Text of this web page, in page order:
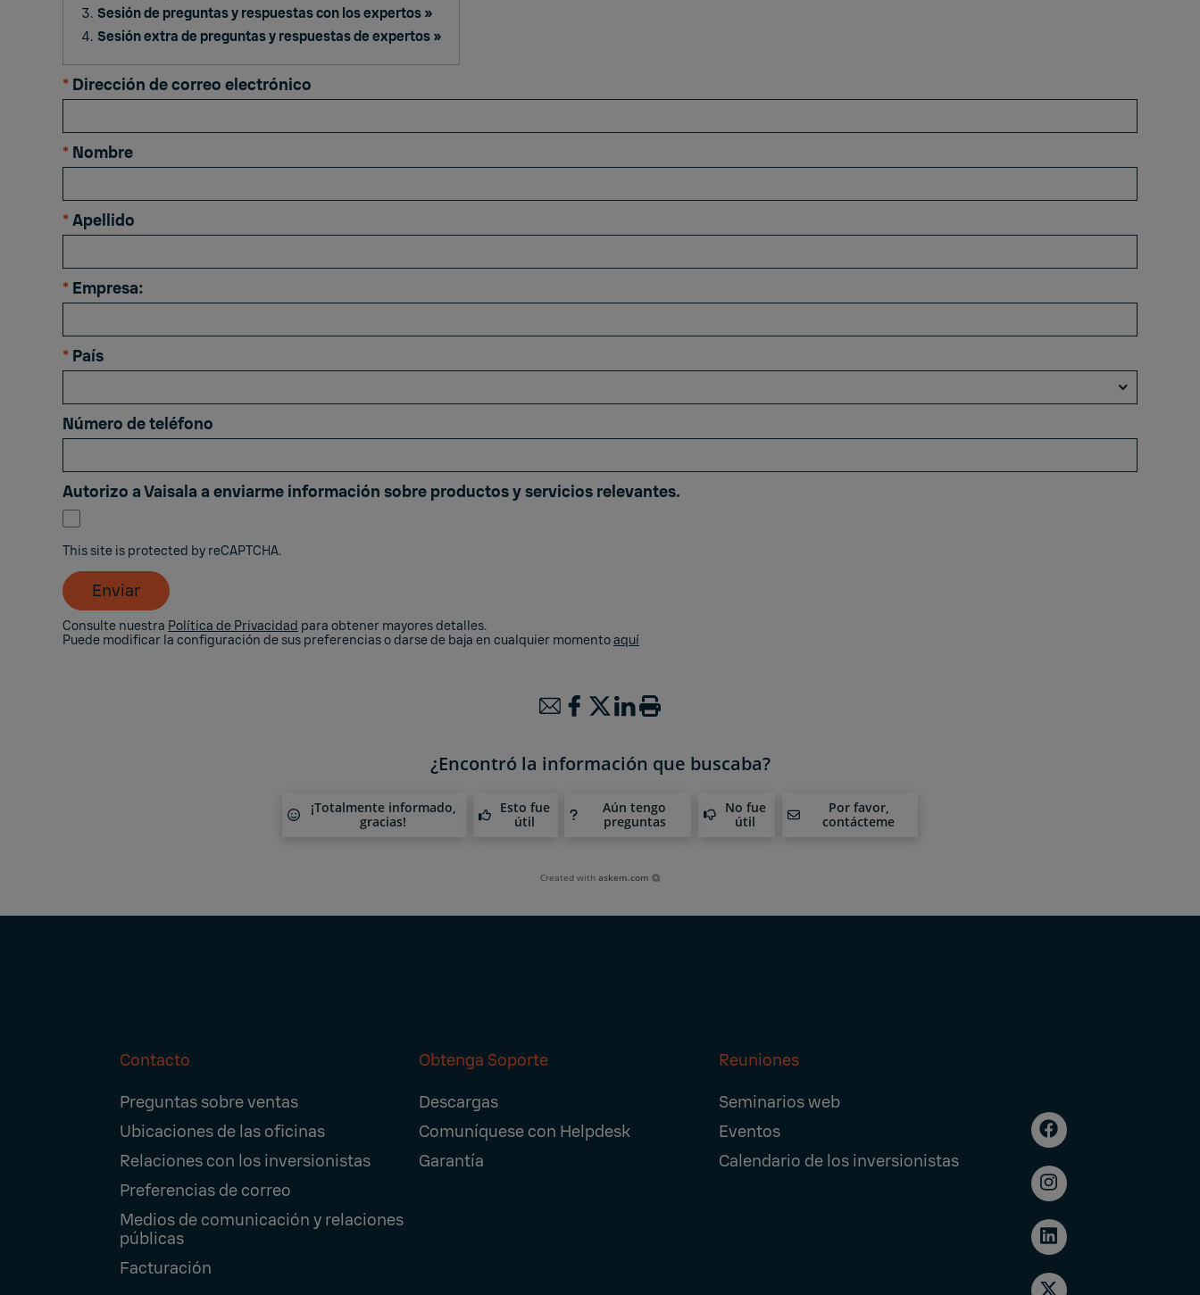
Sesión de preguntas y respuestas con los expertos »
Sesión extra de preguntas y respuestas de expertos »
* Dirección de correo electrónico
* Nombre
* Apellido
* Empresa:
* País
Número de teléfono
Autorizo ​​a Vaisala a enviarme información sobre productos y servicios relevantes.
This site is protected by reCAPTCHA.
Enviar
Consulte nuestra Política de Privacidad para obtener mayores detalles.
Puede modificar la configuración de sus preferencias o darse de baja en cualquier momentoaquí
¿Encontró la información que buscaba?
¡Totalmente informado,
gracias!
Esto fue
útil
Aún tengo
preguntas
No fue
útil
Por favor,
contácteme
Created withaskem.com
Footer
Navigation
Contacto
Preguntas sobre ventas
Ubicaciones de las oficinas
Relaciones con los inversionistas
Preferencias de correo
Medios de comunicación y relaciones
públicas
Facturación
Obtenga Soporte
Descargas
Comuníquese con Helpdesk
Garantía
Reuniones
Seminarios web
Eventos
Calendario de los inversionistas